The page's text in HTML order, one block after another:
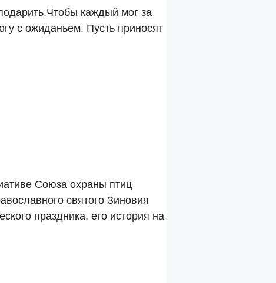
каждый мог за
с ожиданьем. Пусть приносят
Союза охраны птиц
святого Зиновия
праздника, его история на